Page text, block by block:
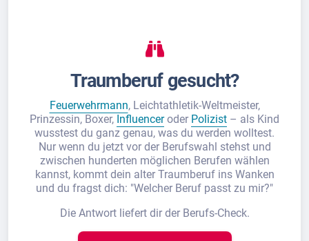
Traumberuf gesucht?
Feuerwehrmann, Leichtathletik-Weltmeister,
Prinzessin, Boxer, Influenceroder Polizist – als Kind
wusstest du ganz genau, was du werden wolltest.
Nur wenn du jetzt vor der Berufswahl stehst und
zwischen hunderten möglichen Berufen wählen
kannst, kommt dein alter Traumberuf ins Wanken
und du fragst dich: "Welcher Beruf passt zu mir?"
Die Antwort liefert dir der Berufs-Check.